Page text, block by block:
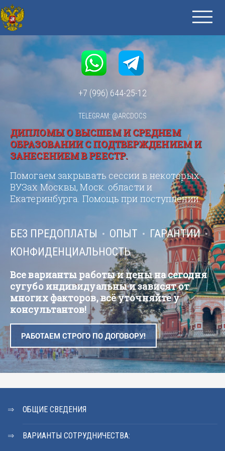
+7 (996) 644-25-12
TELEGRAM: @ARCDOCS
ДИПЛОМЫ О ВЫСШЕМ И СРЕДНЕМ
ОБРАЗОВАНИИ С ПОДТВЕРЖДЕНИЕМ И
ЗАНЕСЕНИЕМ В РЕЕСТР.
Помогаем закрывать сессии в некоторых
ВУЗах Москвы, Моск. области и
Екатеринбурга. Помощь при поступлении.
БЕЗ ПРЕДОПЛАТЫ ОПЫТ
ГАРАНТИИ
КОНФИДЕНЦИАЛЬНОСТЬ
Все варианты работы и цены на сегодня
сугубо индивидуальны и зависят от
многих факторов, всё уточняйте у
консультантов!
РАБОТАЕМ СТРОГО ПО ДОГОВОРУ!
ОБЩИЕ СВЕДЕНИЯ
ВАРИАНТЫ СОТРУДНИЧЕСТВА: